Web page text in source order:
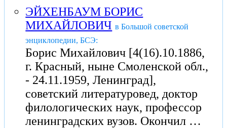
ЭЙХЕНБАУМ БОРИС
МИХАЙЛОВИЧ в Большой советской
энциклопедии, БСЭ:
Борис Михайлович [4(16).10.1886,
г. Красный, ныне Смоленской обл.,
- 24.11.1959, Ленинград],
советский литературовед, доктор
филологических наук, профессор
ленинградских вузов. Окончил …